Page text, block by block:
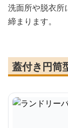
洗面所や脱衣所
締まります。
蓋付き円筒